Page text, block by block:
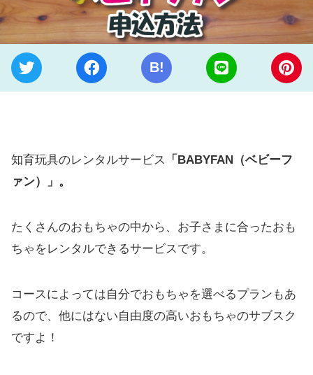
B!
知育玩具のレンタルサービス
「BABYFAN（ベビーフ
ァン）」。
たくさんのおもちゃの中から、お子さまに合ったおも
ちゃをレンタルできるサービスです。
コースによっては自分でおもちゃを選べるプランもあ
るので、他にはない自由度の高いおもちゃのサブスク
ですよ！